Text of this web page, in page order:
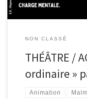
NON CLASSÉ
THÉÂTRE /
ordinaire »
Animation